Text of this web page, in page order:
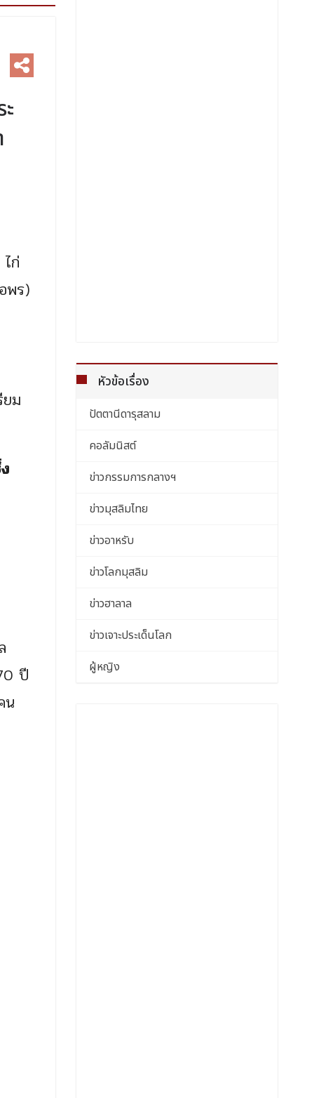
ก่
พร)
ยม
ปี
น
หัวข้อเรื่อง
ปัตตานีดารุสลาม
คอลัมนิสต์
ข่าวกรรมการกลางฯ
ข่าวมุสลิมไทย
ข่าวอาหรับ
ข่าวโลกมุสลิม
ข่าวฮาลาล
ข่าวเจาะประเด็นโลก
ผู้หญิง